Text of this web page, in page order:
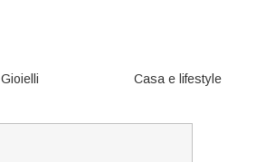
Gioielli Casa e lifestyle